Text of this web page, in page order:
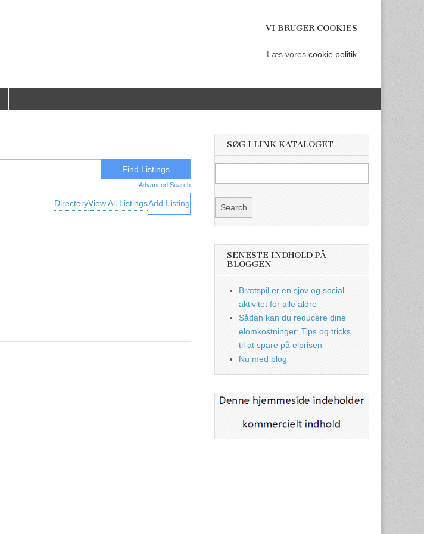
VI BRUGER COOKIES
Læs vores cookie politik
Advanced Search
DirectoryView All ListingsAdd Listing
SØG I LINK KATALOGET
SENESTE INDHOLD PÅ
BLOGGEN
Brætspil er en sjov og social
aktivitet for alle aldre
Sådan kan du reducere dine
elomkostninger: Tips og tricks
til at spare på elprisen
Nu med blog